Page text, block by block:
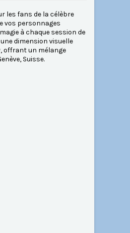
les fans de la célèbre
vos personnages
à chaque session de
dimension visuelle
offrant un mélange
Suisse.